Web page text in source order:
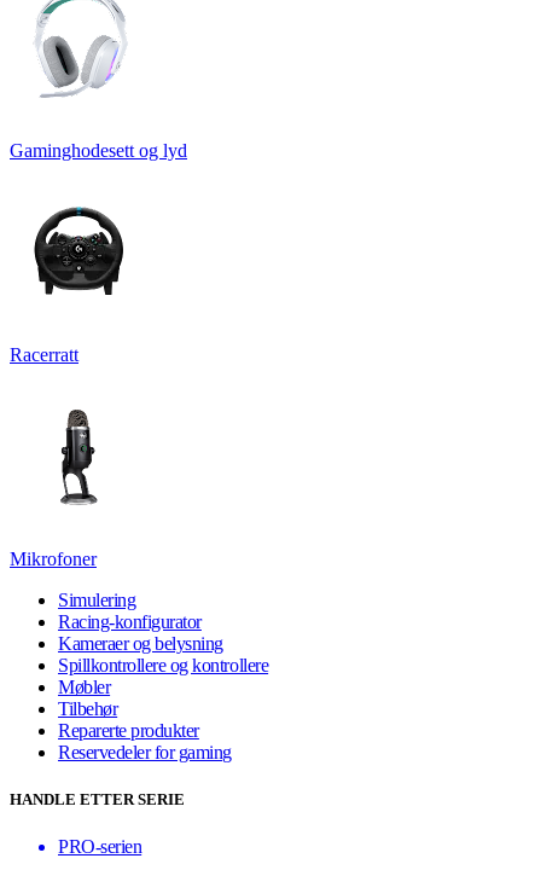
Gaminghodesett og lyd
Racerratt
Mikrofoner
Simulering
Racing-konfigurator
Kameraer og belysning
Spillkontrollere og kontrollere
Møbler
Tilbehør
Reparerte produkter
Reservedeler for gaming
HANDLE ETTER SERIE
PRO-serien